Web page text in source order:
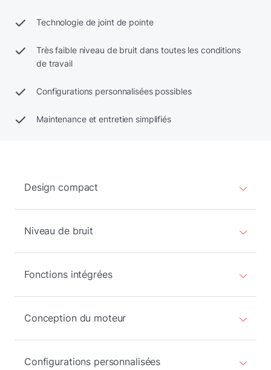
Technologie de joint de pointe
Très faible niveau de bruit dans toutes les conditions
de travail
Configurations personnalisées possibles
Maintenance et entretien simplifiés
Design compact
Niveau de bruit
Fonctions intégrées
Conception du moteur
Configurations personnalisées